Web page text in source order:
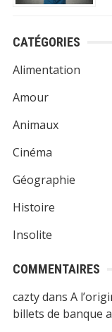
CATÉGORIES
Alimentation
Amour
Animaux
Cinéma
Géographie
Histoire
Insolite
COMMENTAIRES
caztydans A
billets de banque